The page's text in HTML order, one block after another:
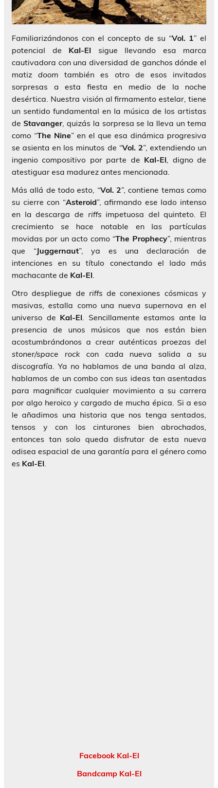
Familiarizándonos con el concepto de su “Vol. 1” el
potencial de Kal-El sigue llevando esa marca
cautivadora con una diversidad de ganchos dónde el
matizdoom también es otro de esos invitados
sorpresas a esta fiesta en medio de la noche
desértica. Nuestra visión al firmamento estelar, tiene
un sentido fundamental en la música de los artistas
de Stavanger, quizás la sorpresa se la lleva un tema
como “The Nine” en el que esa dinámica progresiva
se asienta en los minutos de “Vol. 2”, extendiendo un
ingenio compositivo por parte de Kal-El, digno de
atestiguar esa madurez antes mencionada.
Más allá de todo esto, “Vol. 2”, contiene temas como
su cierre con “Asteroid”, afirmando ese lado intenso
en la descarga de riffs impetuosa del quinteto. El
crecimiento se hace notable en las partículas
movidas por un acto como “The Prophecy”, mientras
que “Juggernaut”, ya es una declaración de
intenciones en su título conectando el lado más
machacante de Kal-El.
Otro despliegue de riffs de conexiones cósmicas y
masivas, estalla como una nueva supernova en el
universo de Kal-El. Sencillamente estamos ante la
presencia de unos músicos que nos están bien
acostumbrándonos a crear auténticas proezas del
stoner/space
rockcon cada nueva salida a su
discografía. Ya no hablamos de una banda al alza,
hablamos de un combo con sus ideas tan asentadas
para magnificar cualquier movimiento a su carrera
por algo heroico y cargado de mucha épica. Si a eso
le añadimos una historia que nos tenga sentados,
tensos y con los cinturones bien abrochados,
entonces tan solo queda disfrutar de esta nueva
odisea espacial de una garantía para el género como
es Kal-El.
Facebook Kal-El
Bandcamp Kal-El